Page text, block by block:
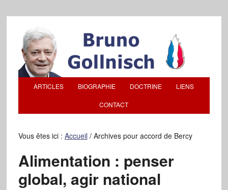
ARTICLES BIOGRAPHIE DOCTRINE LIENS
CONTACT
Vous êtes ici : Accueil /Archives pour accord de Bercy
Alimentation : penser
global, agir national